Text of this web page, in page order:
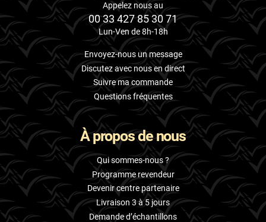
Appelez nous au
00 33 427 85 30 71
Lun-Ven de 8h-18h
Envoyez-nous un message
Discutez avec nous en direct
Suivre ma commande
Questions fréquentes
À propos de nous
Qui sommes-nous ?
Programme revendeur
Devenir centre partenaire
Livraison 3 à 5 jours
Demande d’échantillons